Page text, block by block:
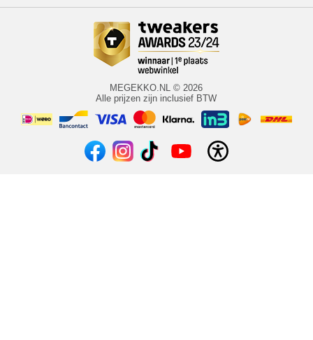
MEGEKKO.NL © 2026
Alle prijzen zijn inclusief BTW